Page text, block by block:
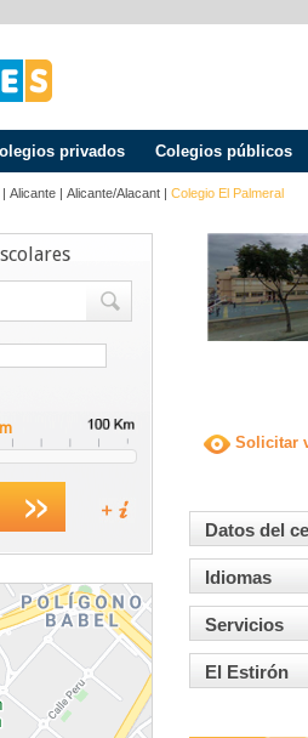
privados Colegios públicos
| Alicante | Alicante/alacant | Colegio El Palmeral
Solicitar
Datos del
Idiomas
Servicios
El Estirón